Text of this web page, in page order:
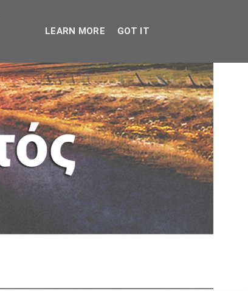
LEARN MORE GOT IT